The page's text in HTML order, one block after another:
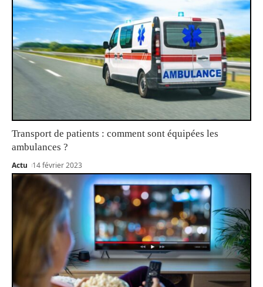
Transport de patients : comment sont équipées les
ambulances ?
Actu 14 février 2023